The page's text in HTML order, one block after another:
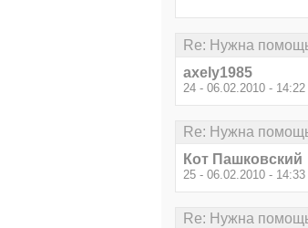
Re: Нужна
axely1985
24 - 06.02.2010 - 14:22
Re: Нужна
Кот Пашковский
25 - 06.02.2010 - 14:33
Re: Нужна